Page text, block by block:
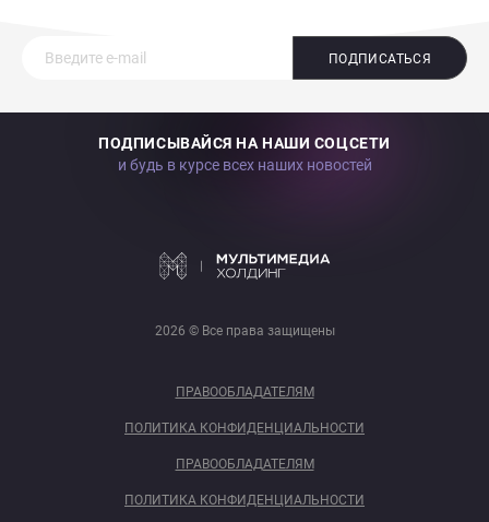
ПОДПИСАТЬСЯ
ПОДПИСЫВАЙСЯ НА НАШИ СОЦСЕТИ
и будь в курсе всех наших новостей
2026 © Все права защищены
ПРАВООБЛАДАТЕЛЯМ
ПОЛИТИКА КОНФИДЕНЦИАЛЬНОСТИ
ПРАВООБЛАДАТЕЛЯМ
ПОЛИТИКА КОНФИДЕНЦИАЛЬНОСТИ